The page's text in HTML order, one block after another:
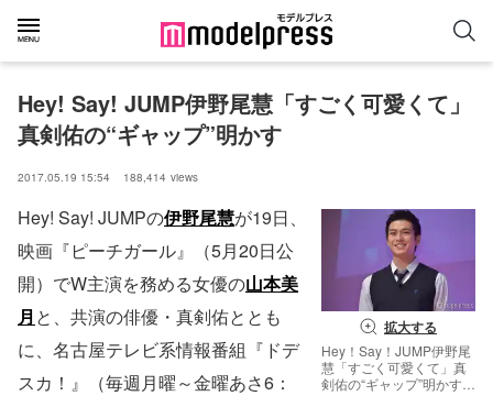
Hey! Say! JUMP伊野尾慧「すごく可愛くて」
真剣佑の“ギャップ”明かす
2017.05.19 15:54 188,414 views
拡大する
Hey！Say！JUMP伊野尾
慧「すごく可愛くて」真
剣佑の“ギャップ”明かす
Hey! Say! JUMPの伊野尾慧が19日、
映画『ピーチガール』（5月20日公
開）でW主演を務める女優の山本美
月と、共演の俳優・真剣佑ととも
に、名古屋テレビ系情報番組『ドデ
スカ！』（毎週月曜～金曜あさ6：